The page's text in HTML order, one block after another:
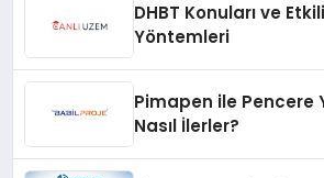
DHBT Konuları ve
Yöntemleri
Pimapen ile Pencere
Nasıl İlerler?